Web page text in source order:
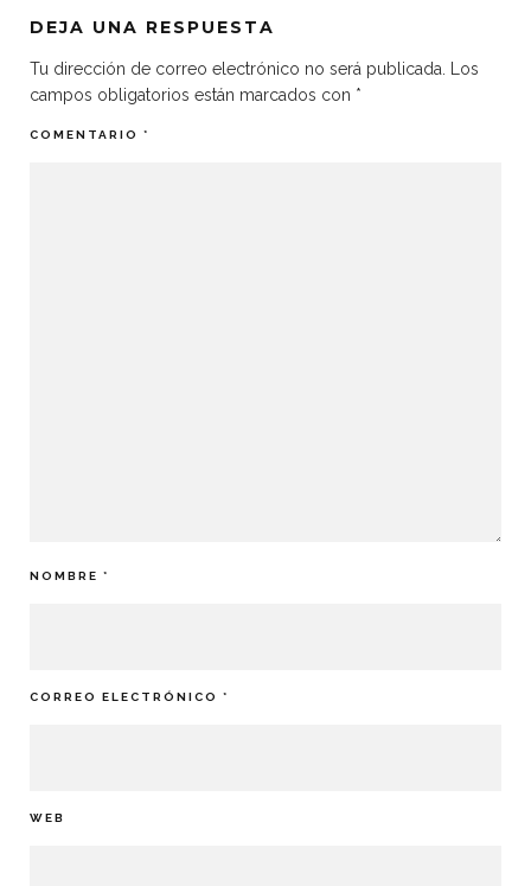
DEJA UNA RESPUESTA
Tu dirección de correo electrónico no será publicada.
Los
campos obligatorios están marcados con *
COMENTARIO *
NOMBRE *
CORREO ELECTRÓNICO *
WEB